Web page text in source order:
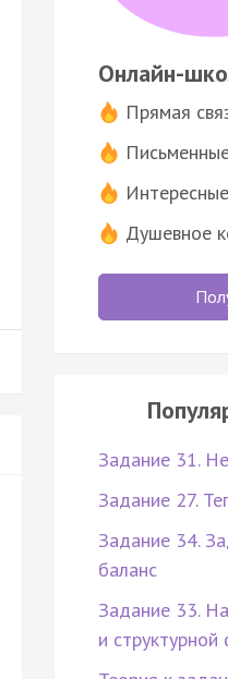
Онлайн-
Прямая
Душевное
Задание 31.
Задание 27.
Задание 34.
баланс
Задание 33.
и